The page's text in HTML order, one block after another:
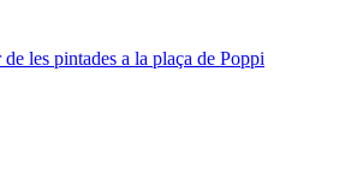
les pintades a la plaça de Poppi